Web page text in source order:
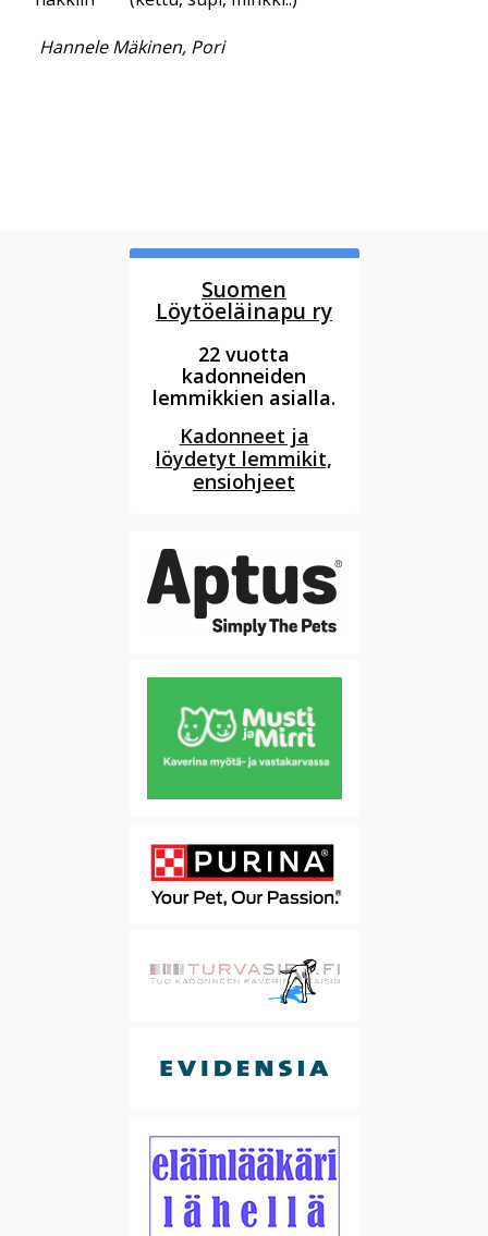
Hannele Mäkinen, Pori
Suomen
Löytöeläinapu ry
22 vuotta
kadonneiden
lemmikkien asialla.
Kadonneet ja
löydetyt lemmikit,
ensiohjeet